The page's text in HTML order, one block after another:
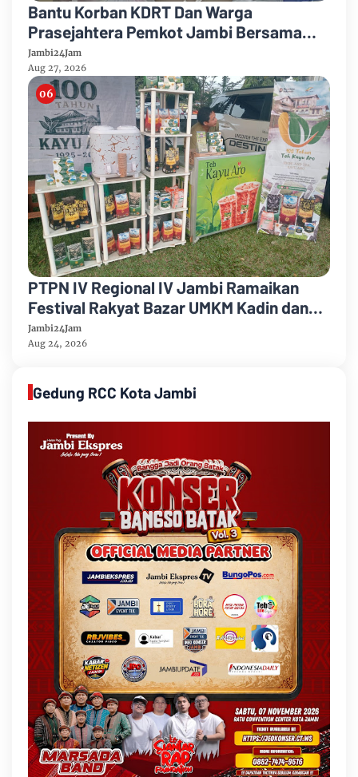
Bantu Korban KDRT Dan Warga
Prasejahtera Pemkot Jambi Bersama
PTPN IV Regional IV Salurkan Paket
Sembako
Jambi24Jam
Aug 27, 2026
PTPN IV Regional IV Jambi Ramaikan
Festival Rakyat Bazar UMKM Kadin dan
Korem 042/Garuda Putih
Jambi24Jam
Aug 24, 2026
Gedung RCC Kota Jambi